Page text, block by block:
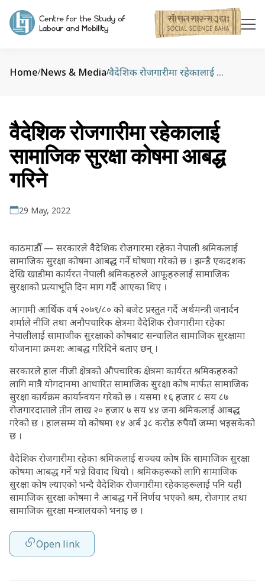
Home/News & Media/ वैदेशिक रोजगारीमा रहेकालाई सामाजिक सुरक्षा कोषमा आबद्ध गरिने
वैदेशिक रोजगारीमा रहेकालाई
सामाजिक सुरक्षा कोषमा आबद्ध
गरिने
29 May, 2022
काठमाडौँ — सरकारले वैदेशिक रोजगारमा रहेका नेपाली श्रमिकलाई
सामाजिक सुरक्षा कोषमा आबद्ध गर्ने घोषणा गरेको छ । झन्डै एकदशक
देखि खाडीमा कार्यरत नेपाली श्रमिकहरुले आफूहरुलाई सामाजिक
सुरक्षाको प्रत्याभूति दिन माग गर्दै आएका थिए ।
आगामी आर्थिक वर्ष २०७९/८० को बजेट प्रस्तुत गर्दै अर्थमन्त्री जनार्दन
शर्माले नीजि तथा अनौपचारिक क्षेत्रमा वैदेशिक रोजगारीमा रहेका
नेपालीलाई सामाजीक सुरक्षाको कोषबाट सन्चालित सामाजिक सुरक्षामा
योजनामा क्रमश: आबद्ध गरिदिने बताए छन् ।
सरकारले हाल नीजी क्षेत्रको औपचारिक क्षेत्रमा कार्यरत श्रमिकहरुको
लागि मात्रै योगदानमा आधारित सामाजिक सुरक्षा कोष मार्फत सामाजिक
सुरक्षा कार्यक्रम कार्यान्वयन गरेको छ । यसमा १६ हजार ८ सय ८७
रोजगारदाताले तीन लाख २० हजार ७ सय ४४ जना श्रमिकलाई आबद्ध
गरेको छ । हालसम्म यो कोषमा १४ अर्ब ३८ करोड रुपैयाँ जम्मा भइसकेको
छ ।
वैदेशिक रोजगारीमा रहेका श्रमिकलाई सञ्चय कोष कि सामाजिक सुरक्षा
कोषमा आबद्ध गर्ने भन्ने विवाद थियो । श्रमिकहरूको लागि सामाजिक
सुरक्षा कोष ल्याएको भन्दै वैदेशिक रोजगारीमा रहेकाहरूलाई पनि यही
सामाजिक सुरक्षा कोषमा नै आबद्ध गर्ने निर्णय भएको श्रम, रोजगार तथा
सामाजिक सुरक्षा मन्त्रालयको भनाइ छ ।
Open link